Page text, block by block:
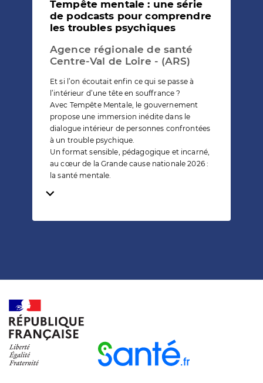
Tempête mentale : une série
de podcasts pour comprendre
les troubles psychiques
Agence régionale de santé
Centre-Val de Loire - (ARS)
Et si l’on écoutait enfin ce qui se passe à
l’intérieur d’une tête en souffrance ?
Avec Tempête Mentale, le gouvernement
propose une immersion inédite dans le
dialogue intérieur de personnes confrontées
à un trouble psychique.
Un format sensible, pédagogique et incarné,
au cœur de la Grande cause nationale 2026 :
la santé mentale.
Temps de lecture